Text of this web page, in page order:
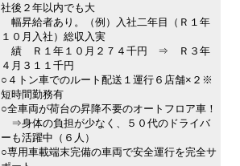
社後２年以内でも大
幅昇給者あり。（例）入社二年目（Ｒ１年
１０月入社）総収入実
績 Ｒ１年１０月２７４千円 ⇒ Ｒ３年
４月３１１千円
○４トン車でのルート配送１運行６店舗×２※
短時間勤務有
○全車両が荷台の昇降不要のオートフロア車！
⇒身体の負担が少なく、５０代のドライバ
ーも活躍中（６人）
○専用車載端末完備の車両で安全運行を完全サ